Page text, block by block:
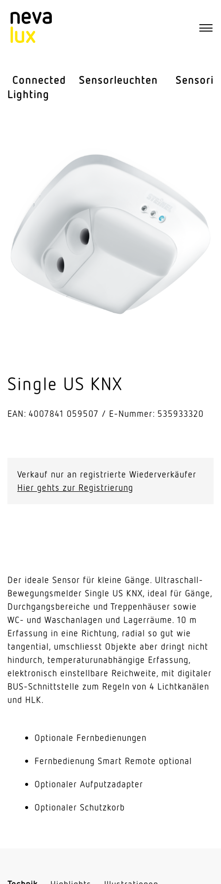
Connected
Lighting
Sensor­leuchten Sensorik
Single US KNX
EAN: 4007841 059507 E-Nummer: 535933320
KNX
Menge
Verkauf nur an registrierte Wiederverkäufer
Hier gehts zur Registrierung
Der ideale Sensor für kleine Gänge. Ultraschall-
Bewegungsmelder Single US KNX, ideal für Gänge,
Durchgangsbereiche und Treppenhäuser sowie
WC- und Waschanlagen und Lagerräume. 10 m
Erfassung in eine Richtung, radial so gut wie
tangential, umschliesst Objekte aber dringt nicht
hindurch, temperaturunabhängige Erfassung,
elektronisch einstellbare Reichweite, mit digitaler
BUS-Schnittstelle zum Regeln von 4 Lichtkanälen
und HLK.
Optionale Fernbedienungen
Fernbedienung Smart Remote optional
Optionaler Aufputzadapter
Optionaler Schutzkorb